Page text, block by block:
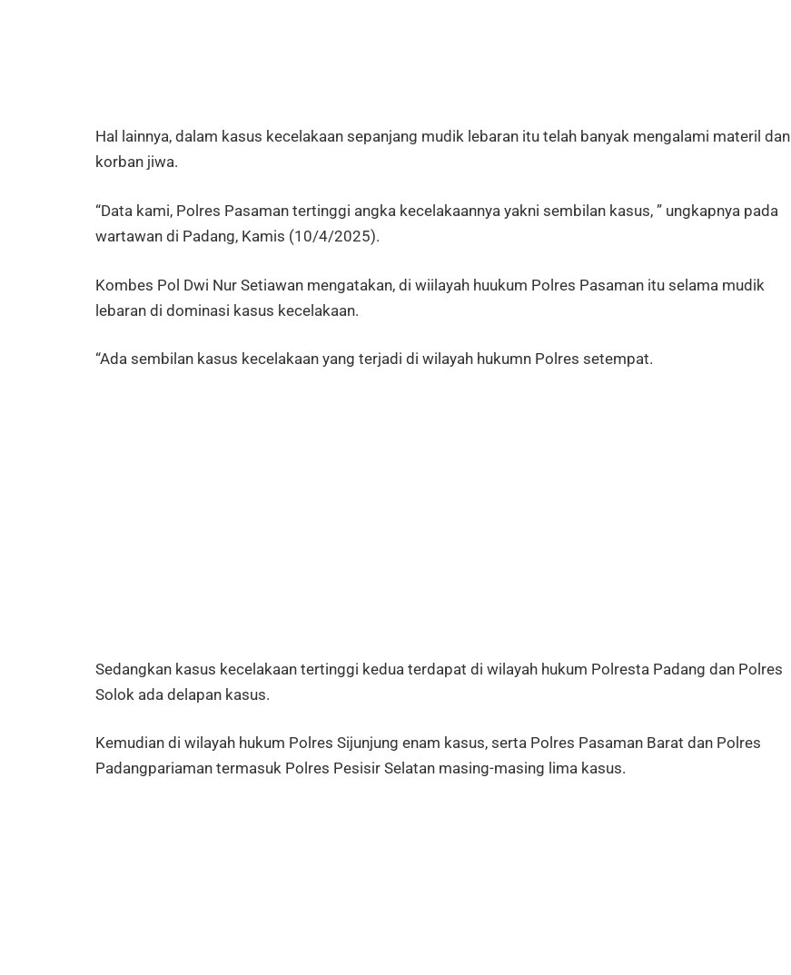
Hal lainnya, dalam kasus kecelakaan sepanjang mudik lebaran itu telah banyak mengalami materil dan
korban jiwa.
“Data kami, Polres Pasaman tertinggi angka kecelakaannya yakni sembilan kasus, ” ungkapnya pada
wartawan di Padang, Kamis (10/4/2025).
Kombes Pol Dwi Nur Setiawan mengatakan, di wiilayah huukum Polres Pasaman itu selama mudik
lebaran di dominasi kasus kecelakaan.
“Ada sembilan kasus kecelakaan yang terjadi di wilayah hukumn Polres setempat.
Sedangkan kasus kecelakaan tertinggi kedua terdapat di wilayah hukum Polresta Padang dan Polres
Solok ada delapan kasus.
Kemudian di wilayah hukum Polres Sijunjung enam kasus, serta Polres Pasaman Barat dan Polres
Padangpariaman termasuk Polres Pesisir Selatan masing-masing lima kasus.